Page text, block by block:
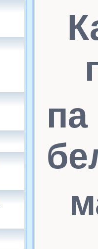
па